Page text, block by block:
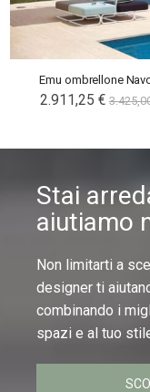
Emu ombrellone
2.911,25 €
Stai
aiutiamo
Non limitarti a
designer ti
combinando i
spazi e al tuo